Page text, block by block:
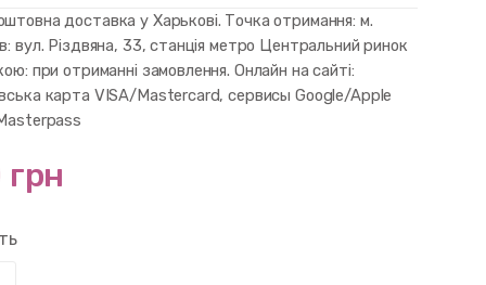
доставка у Харькові. Точка отримання: м.
вул. Різдвяна, 33, станція метро Центральний ринок
при отриманні замовлення. Онлайн на сайті:
карта VISA/Mastercard, сервисы Google/Apple